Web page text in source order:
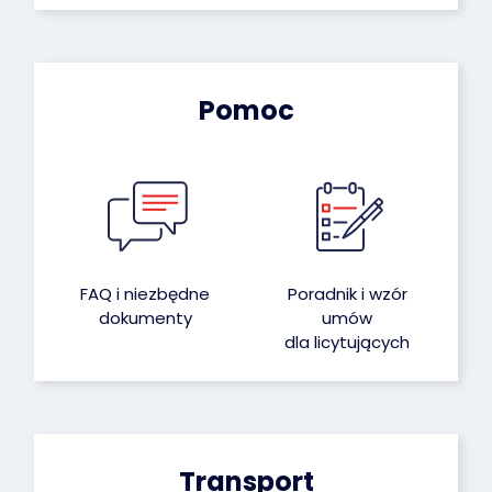
Pomoc
FAQ i niezbędne
dokumenty
Poradnik i wzór
umów
dla licytujących
Transport